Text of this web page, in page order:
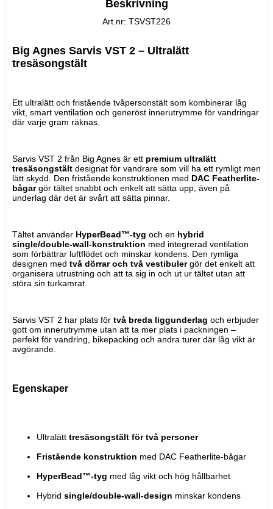
Beskrivning
Art.nr: TSVST226
Big Agnes Sarvis VST 2 – Ultralätt
tresäsongstält
Ett ultralätt och fristående tvåpersonstält som kombinerar låg
vikt, smart ventilation och generöst innerutrymme för vandringar
där varje gram räknas.
Sarvis VST 2 från Big Agnes är ett premium ultralätt
tresäsongstält designat för vandrare som vill ha ett rymligt men
lätt skydd. Den fristående konstruktionen med DAC Featherlite-
bågar gör tältet snabbt och enkelt att sätta upp, även på
underlag där det är svårt att sätta pinnar.
Tältet använder HyperBead™-tyg och en hybrid
single/double-wall-konstruktion med integrerad ventilation
som förbättrar luftflödet och minskar kondens. Den rymliga
designen med två dörrar och två vestibuler gör det enkelt att
organisera utrustning och att ta sig in och ut ur tältet utan att
störa sin turkamrat.
Sarvis VST 2 har plats för två breda liggunderlag och erbjuder
gott om innerutrymme utan att ta mer plats i packningen –
perfekt för vandring, bikepacking och andra turer där låg vikt är
avgörande.
Egenskaper
Ultralätt tresäsongstält för två personer
Fristående konstruktion med DAC Featherlite-bågar
HyperBead™-tyg med låg vikt och hög hållbarhet
Hybrid single/double-wall-design minskar kondens